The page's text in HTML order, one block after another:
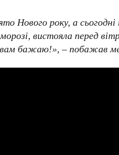
Нового року, а
вистояла перед
вам бажаю!», – побажав